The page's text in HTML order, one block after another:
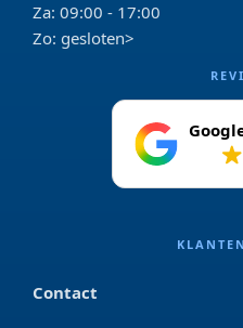
Za: 09:00 - 17:00
Zo: gesloten>
Contact